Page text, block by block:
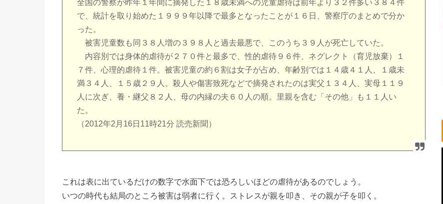
全国の警察が昨年１年間に摘発した１８歳未満への児童虐待は前年より３２件多い３８４件
で、統計を取り始めた１９９９年以降で最多となったことが１６日、警察庁のまとめで分か
った。
被害児童数も同３８人増の３９８人と過去最悪で、このうち３９人が死亡していた。
内容別では身体的虐待が２７０件と最多で、性的虐待９６件、ネグレクト（育児放棄）１
７件、心理的虐待１件。被害児童の約６割は女子が占め、年齢別では１４歳４１人、１歳未
満３４人、１５歳２９人。殺人や傷害致死などで摘発されたのは実父１３４人、実母１１９
人に次ぎ、養・継父８２人、母の内縁の夫６０人の順。里親を含む「その他」も１１人い
た。
（2012年2月16日11時21分 読売新聞）
これは表に出ているだけの数字で水面下では恐ろしいほどの虐待があるのでしょう。
いつの時代も結局のところ被害は弱者に行く。ストレスが親を叩き、その親が子を叩く。